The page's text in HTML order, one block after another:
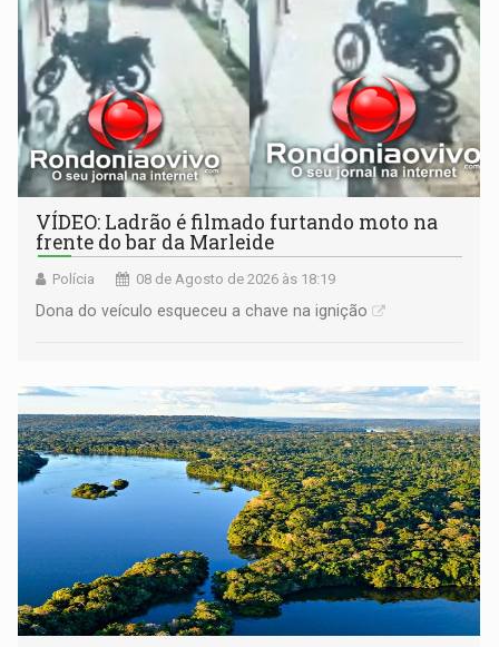
VÍDEO: Ladrão é filmado furtando moto na
frente do bar da Marleide
Polícia 08 de Agosto de 2026 às 18:19
Dona do veículo esqueceu a chave na ignição